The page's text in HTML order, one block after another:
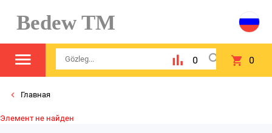
Bedew TM
0 0
Главная
Элемент не найден